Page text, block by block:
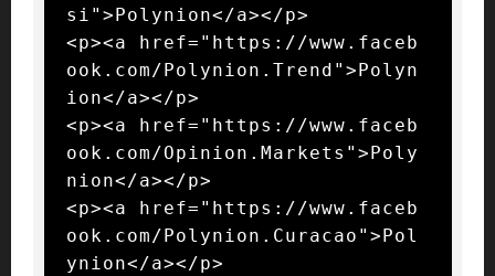
si">Polynion</a></p>
<p><a href="https://www.faceb
ook.com/Polynion.Trend">Polyn
ion</a></p>
<p><a href="https://www.faceb
ook.com/Opinion.Markets">Poly
nion</a></p>
<p><a href="https://www.faceb
ook.com/Polynion.Curacao">Pol
ynion</a></p>